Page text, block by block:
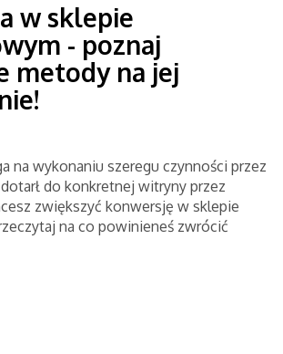
w sklepie
- poznaj
metody na jej
na wykonaniu szeregu czynności przez
do konkretnej witryny przez
zwiększyć konwersję w sklepie
na co powinieneś zwrócić